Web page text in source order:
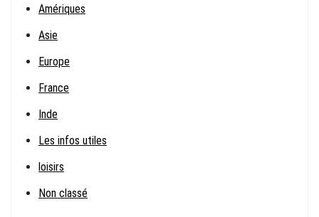
Amériques
Asie
Europe
France
Inde
Les infos utiles
loisirs
Non classé